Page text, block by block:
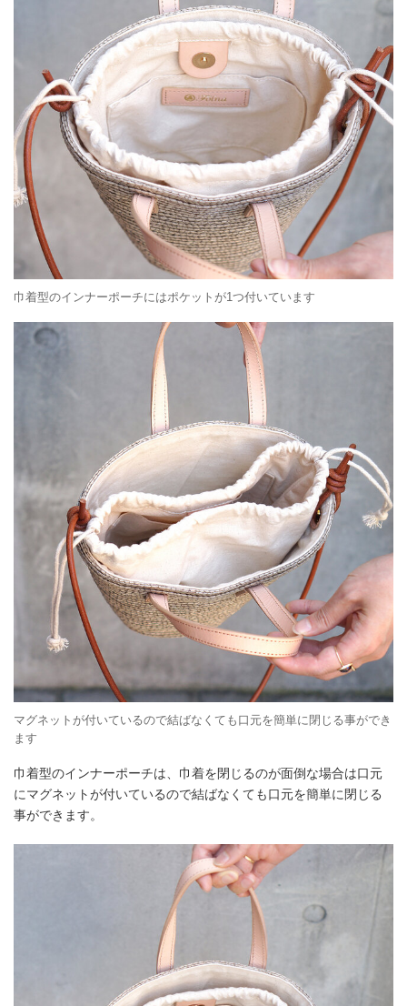
巾着型のインナーポーチにはポケットが1つ付いています
マグネットが付いているので結ばなくても口元を簡単に閉じる事ができ
ます
巾着型のインナーポーチは、巾着を閉じるのが面倒な場合は口元
にマグネットが付いているので結ばなくても口元を簡単に閉じる
事ができます。